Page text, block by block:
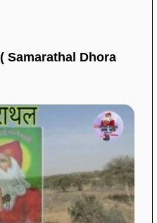
Samarathal Dhora